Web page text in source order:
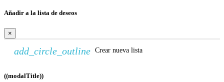
Añadir a la lista de deseos
×
add_circle_outline Crear nueva lista
((modalTitle))